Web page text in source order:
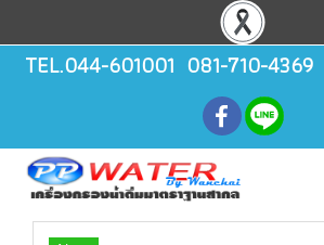
TEL.044-601001 081-710-